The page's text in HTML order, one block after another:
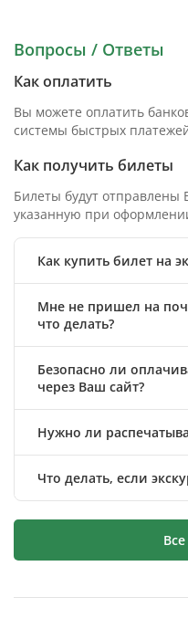
Вопросы / Ответы
Как оплатить
Вы можете оплатить
системы быстрых
Как получить билеты
Билеты будут отправлены
указанную при
Как купить билет на
Мне не пришел на
что делать?
Безопасно ли
через Ваш сайт?
Нужно ли
Что делать, если